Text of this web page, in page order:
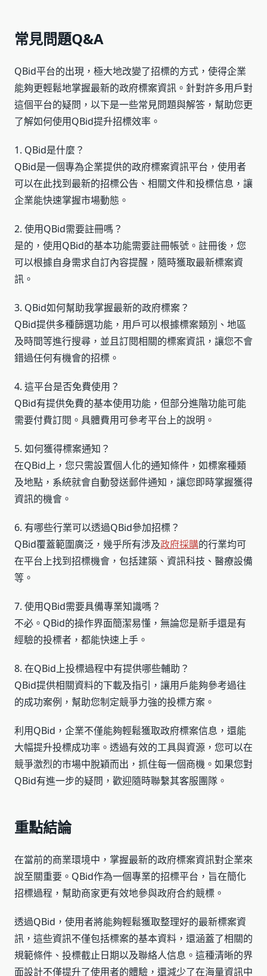
常見問題Q&A
QBid平台的出現，極大地改變了招標的方式，使得企業
能夠更輕鬆地掌握最新的政府標案資訊。針對許多用戶對
這個平台的疑問，以下是一些常見問題與解答，幫助您更
了解如何使用QBid提升招標效率。
1. QBid是什麼？
QBid是一個專為企業提供的政府標案資訊平台，使用者
可以在此找到最新的招標公告、相關文件和投標信息，讓
企業能快速掌握市場動態。
2. 使用QBid需要註冊嗎？
是的，使用QBid的基本功能需要註冊帳號。註冊後，您
可以根據自身需求自訂內容提醒，隨時獲取最新標案資
訊。
3. QBid如何幫助我掌握最新的政府標案？
QBid提供多種篩選功能，用戶可以根據標案類別、地區
及時間等進行搜尋，並且訂閱相關的標案資訊，讓您不會
錯過任何有機會的招標。
4. 這平台是否免費使用？
QBid有提供免費的基本使用功能，但部分進階功能可能
需要付費訂閱。具體費用可參考平台上的說明。
5. 如何獲得標案通知？
在QBid上，您只需設置個人化的通知條件，如標案種類
及地點，系統就會自動發送郵件通知，讓您即時掌握獲得
資訊的機會。
6. 有哪些行業可以透過QBid參加招標？
QBid覆蓋範圍廣泛，幾乎所有涉及政府採購的行業均可
在平台上找到招標機會，包括建築、資訊科技、醫療設備
等。
7. 使用QBid需要具備專業知識嗎？
不必。QBid的操作界面簡潔易懂，無論您是新手還是有
經驗的投標者，都能快速上手。
8. 在QBid上投標過程中有提供哪些輔助？
QBid提供相關資料的下載及指引，讓用戶能夠參考過往
的成功案例，幫助您制定競爭力強的投標方案。
利用QBid，企業不僅能夠輕鬆獲取政府標案信息，還能
大幅提升投標成功率。透過有效的工具與資源，您可以在
競爭激烈的市場中脫穎而出，抓住每一個商機。如果您對
QBid有進一步的疑問，歡迎隨時聯繫其客服團隊。
重點結論
在當前的商業環境中，掌握最新的政府標案資訊對企業來
說至關重要。QBid作為一個專業的招標平台，旨在簡化
招標過程，幫助商家更有效地參與政府合約競標。
透過QBid，使用者將能夠輕鬆獲取整理好的最新標案資
訊，這些資訊不僅包括標案的基本資料，還涵蓋了相關的
規範條件、投標截止日期以及聯絡人信息。這種清晰的界
面設計不僅提升了使用者的體驗，還減少了在海量資訊中